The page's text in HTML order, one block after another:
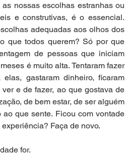
nossas escolhas estranhas ou
e construtivas, é o essencial.
adequadas aos olhos dos
que todos querem? Só por que
de pessoas que iniciam
é muito alta. Tentaram fazer
gastaram dinheiro, ficaram
e de fazer, ao que gostava de
de bem estar, de ser alguém
que sente. Ficou com vontade
Faça de novo.
for.